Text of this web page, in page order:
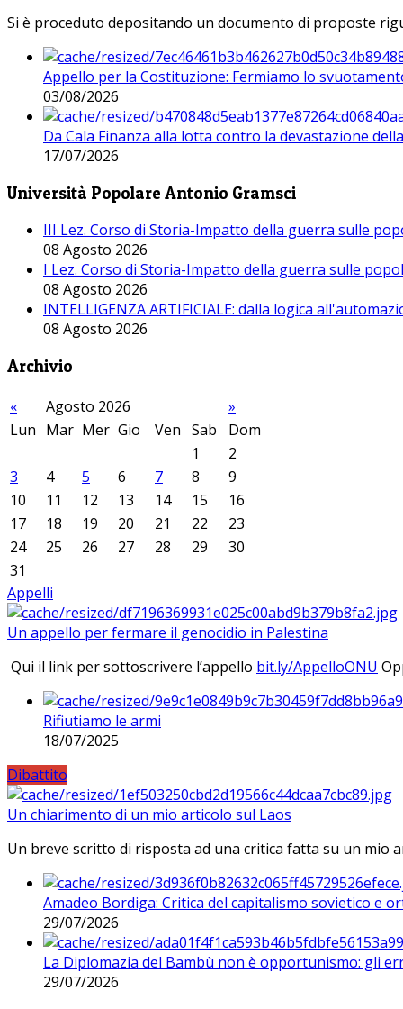
Si è proceduto depositando un documento di proposte
Appello per la Costituzione: Fermiamo lo
03/08/2026
Da Cala Finanza alla lotta contro la devastazione
17/07/2026
Università Popolare Antonio Gramsci
III Lez. Corso di Storia-Impatto della guerra sulle
08 Agosto 2026
I Lez. Corso di Storia-Impatto della guerra sulle
08 Agosto 2026
INTELLIGENZA ARTIFICIALE: dalla logica
08 Agosto 2026
Archivio
« Agosto 2026
»
Lun Mar Mer Gio Ven Sab
Dom
1
2
3
4 5 6 7 8
9
10
11 12 13 14 15
16
17
18 19 20 21 22
23
24
25 26 27 28 29
30
31
Appelli
Un appello per fermare il genocidio in Palestina
Qui il link per sottoscrivere l’appello bit.ly/AppelloONU
Rifiutiamo le armi
18/07/2025
Dibattito
Un chiarimento di un mio articolo sul Laos
Un breve scritto di risposta ad una critica fatta su un mio
Amadeo Bordiga: Critica del capitalismo sovietico e
29/07/2026
La Diplomazia del Bambù non è opportunismo: gli
29/07/2026